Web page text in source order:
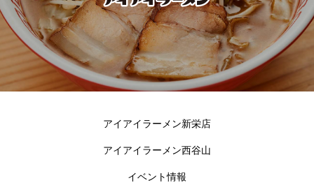
アイアイラーメン新栄店
アイアイラーメン西谷山
イベント情報